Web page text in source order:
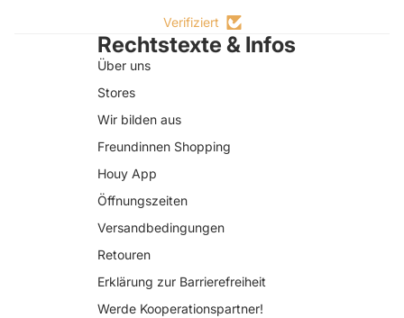
Verifiziert
Rechtstexte & Infos
Über uns
Stores
Wir bilden aus
Freundinnen Shopping
Houy App
Öffnungszeiten
Versandbedingungen
Retouren
Erklärung zur Barrierefreiheit
Werde Kooperationspartner!